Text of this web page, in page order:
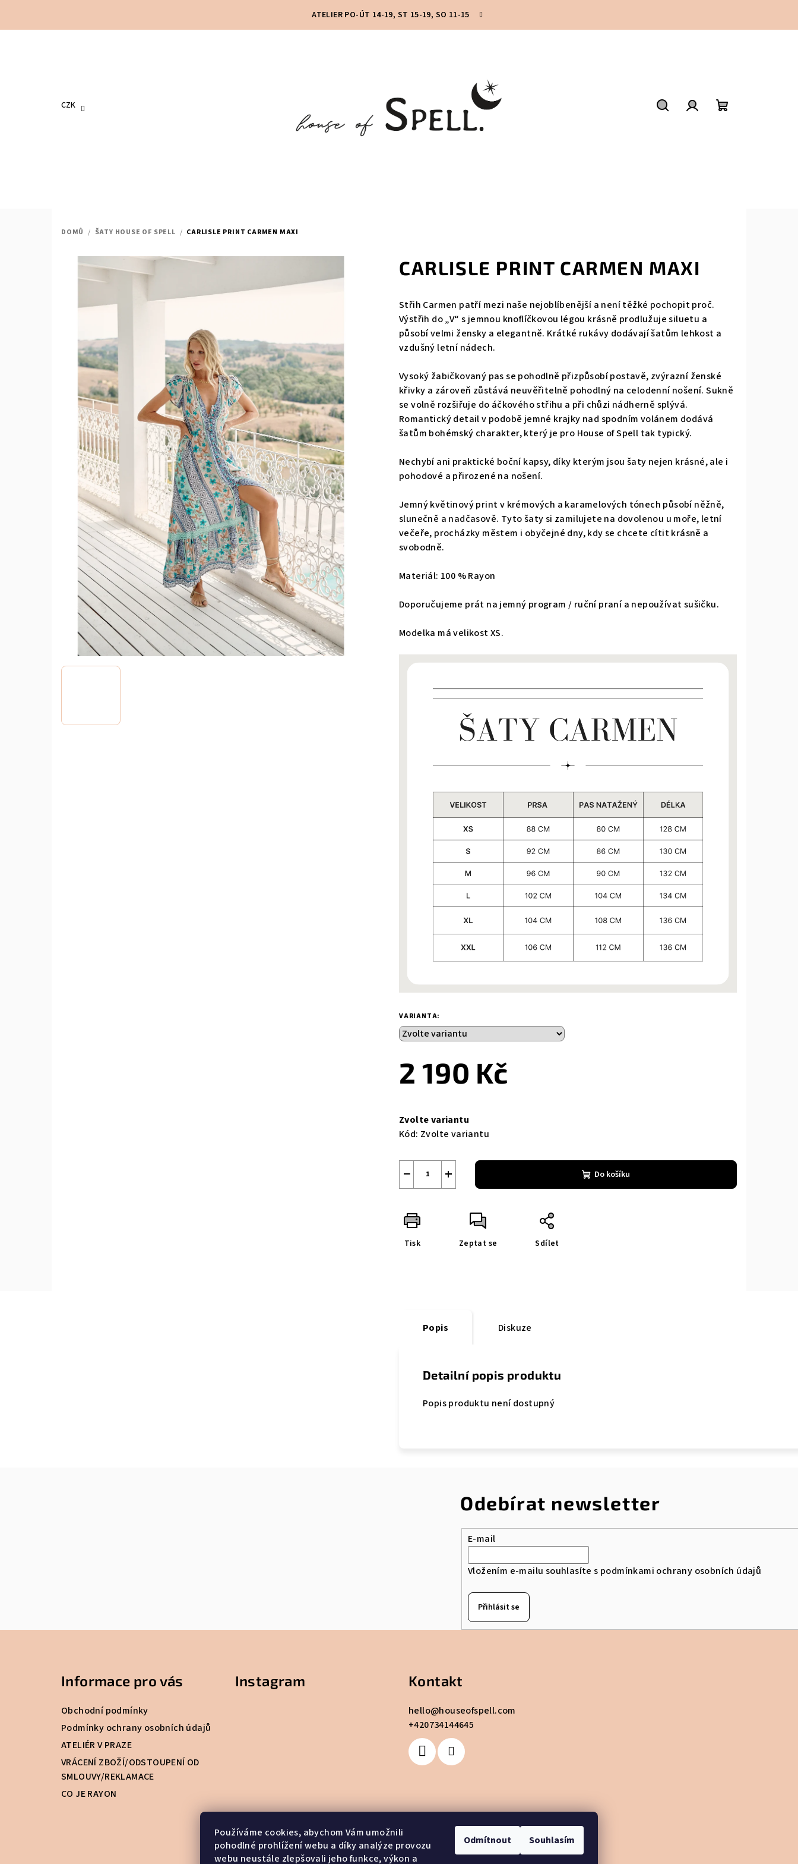
Používáme cookies, abychom Vám umožnili
pohodlné prohlížení webu a díky analýze provozu
webu neustále zlepšovali jeho funkce, výkon a
Odmítnout Souhlasím
ATELIER PO-ÚT 14-19, ST 15-19, SO 11-15
CZK
DOMŮ / ŠATY HOUSE OF SPELL / CARLISLE PRINT CARMEN MAXI
CARLISLE PRINT CARMEN MAXI
Střih Carmen patří mezi naše nejoblíbenější a není těžké pochopit proč.
Výstřih do „V“ s jemnou knoflíčkovou légou krásně prodlužuje siluetu a
působí velmi žensky a elegantně. Krátké rukávy dodávají šatům lehkost a
vzdušný letní nádech.
Vysoký žabičkovaný pas se pohodlně přizpůsobí postavě, zvýrazní ženské
křivky a zároveň zůstává neuvěřitelně pohodlný na celodenní nošení. Sukně
se volně rozšiřuje do áčkového střihu a při chůzi nádherně splývá.
Romantický detail v podobě jemné krajky nad spodním volánem dodává
šatům bohémský charakter, který je pro House of Spell tak typický.
Nechybí ani praktické boční kapsy, díky kterým jsou šaty nejen krásné, ale i
pohodové a přirozené na nošení.
Jemný květinový print v krémových a karamelových tónech působí něžně,
slunečně a nadčasově. Tyto šaty si zamilujete na dovolenou u moře, letní
večeře, procházky městem i obyčejné dny, kdy se chcete cítit krásně a
svobodně.
Materiál: 100 % Rayon
Doporučujeme prát na jemný program / ruční praní a nepoužívat sušičku.
Modelka má velikost XS.
VARIANTA:
2 190 Kč
cena:
Zvolte variantu
Kód: Zvolte variantu
+
− Do košíku
Tisk Zeptat se Sdílet
Popis Diskuze
Detailní popis produktu
Popis produktu není dostupný
Odebírat newsletter
E-mail
Vložením e-mailu souhlasíte s podmínkami ochrany osobních údajů
Přihlásit se
Informace pro vás
Obchodní podmínky
Podmínky ochrany osobních údajů
ATELIÉR V PRAZE
VRÁCENÍ ZBOŽÍ/ODSTOUPENÍ OD
SMLOUVY/REKLAMACE
CO JE RAYON
Instagram Kontakt
hello@houseofspell.com
+420734144645